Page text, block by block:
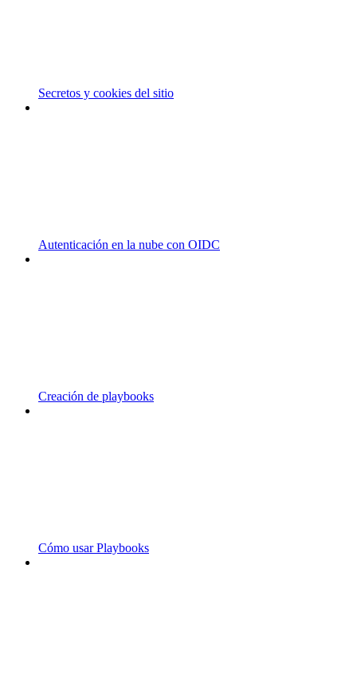
Secretos y cookies del sitio
Autenticación en la nube con OIDC
Creación de playbooks
Cómo usar Playbooks